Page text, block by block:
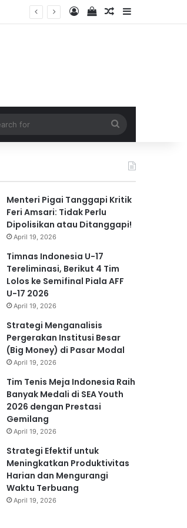
Log InView your
Random Article
Sidebar
for
Menteri Pigai Tanggapi Kritik
Feri Amsari: Tidak Perlu
Dipolisikan atau Ditanggapi!
April 19, 2026
Timnas Indonesia U-17
Tereliminasi, Berikut 4 Tim
Lolos ke Semifinal Piala AFF
U-17 2026
April 19, 2026
Strategi Menganalisis
Pergerakan Institusi Besar
(Big Money) di Pasar Modal
April 19, 2026
Tim Tenis Meja Indonesia Raih
Banyak Medali di SEA Youth
2026 dengan Prestasi
Gemilang
April 19, 2026
Strategi Efektif untuk
Meningkatkan Produktivitas
Harian dan Mengurangi
Waktu Terbuang
April 19, 2026